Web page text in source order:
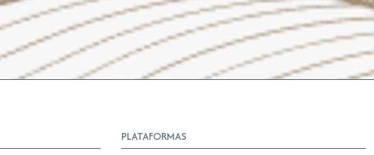
PLATAFORMAS